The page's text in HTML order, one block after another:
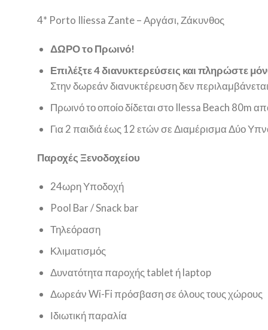
4* Porto Iliessa Zante – Αργάσι, Ζάκυνθος
ΔΩΡΟ το Πρωινό!
Επιλέξτε 4 διανυκτερεύσεις και πληρώστε
Στην δωρεάν διανυκτέρευση δεν
Πρωινό το οποίο δίδεται στο Ilessa Beach 80m
Για 2 παιδιά έως 12 ετών σεΔιαμέρισμα Δύο
Παροχές Ξενοδοχείου
24ωρη Υποδοχή
Pool Bar / Snack bar
Τηλεόραση
Κλιματισμός
Δυνατότητα παροχής tablet ή laptop
Δωρεάν Wi-Fi πρόσβαση σε όλους τους χώρους
Ιδιωτική παραλία